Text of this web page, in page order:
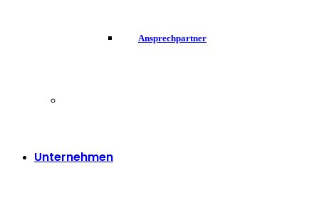
Ansprechpartner
Unternehmen